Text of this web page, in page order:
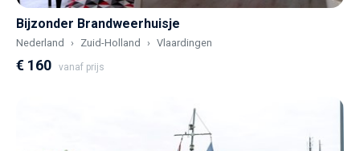
Bijzonder Brandweerhuisje
Nederland Zuid-Holland Vlaardingen
€ 160 vanaf prijs